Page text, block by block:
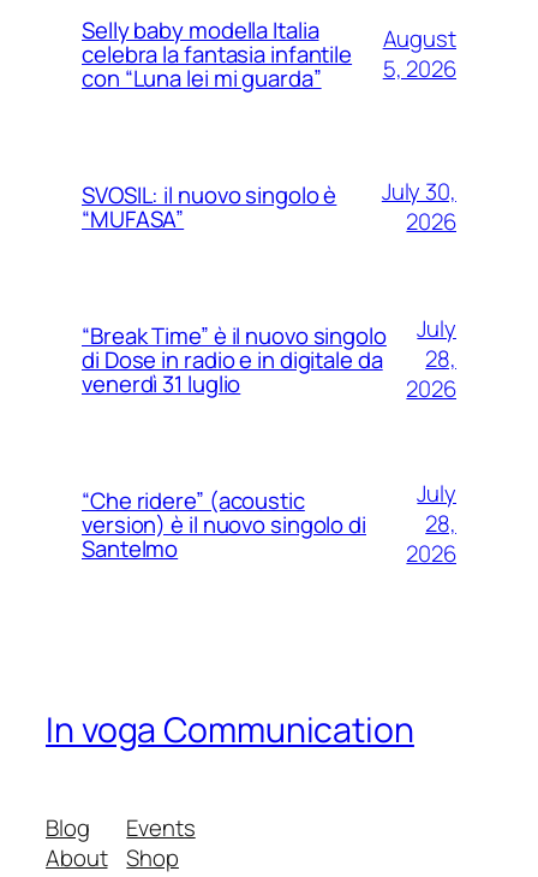
Selly baby modella Italia
celebra la fantasia infantile
con “Luna lei mi guarda”
August
5, 2026
SVOSIL: il nuovo singolo è
“MUFASA”
July 30,
2026
“Break Time” è il nuovo singolo
di Dose in radio e in digitale da
venerdì 31 luglio
July
28,
2026
“Che ridere” (acoustic
version) è il nuovo singolo di
Santelmo
July
28,
2026
In voga Communication
Blog
About
Events
Shop